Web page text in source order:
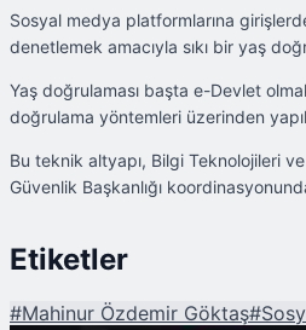
Sosyal medya platformlarına girişlerde
denetlemek amacıyla sıkı bir yaş
Yaş doğrulaması başta e-Devlet
doğrulama yöntemleri üzerinden
Bu teknik altyapı, Bilgi Teknolojileri
Güvenlik Başkanlığı
Etiketler
#Mahinur Özdemir Göktaş#